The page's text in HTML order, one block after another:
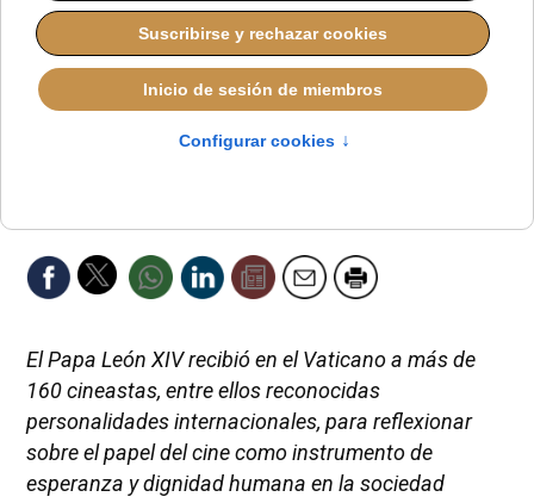
El Papa León XIV recibió en el Vaticano a más de
160 cineastas, entre ellos reconocidas
personalidades internacionales, para reflexionar
sobre el papel del cine como instrumento de
esperanza y dignidad humana en la sociedad